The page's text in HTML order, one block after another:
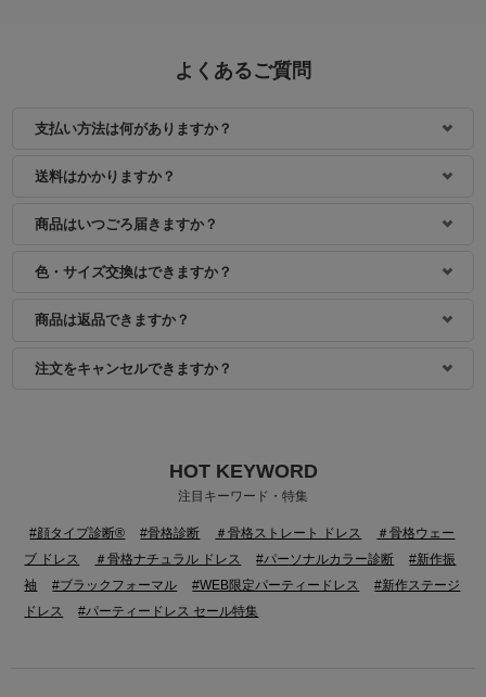
身長：160cm
よくあるご質問
支払い方法は何がありますか？
送料はかかりますか？
商品はいつごろ届きますか？
色・サイズ交換はできますか？
商品は返品できますか？
注文をキャンセルできますか？
HOT KEYWORD
注目キーワード・特集
#顔タイプ診断® #骨格診断 ＃骨格ストレート ドレス
＃骨格ウェー
ブ ドレス
＃骨格ナチュラル ドレス #パーソナルカラー診断
#新作振
袖
#ブラックフォーマル #WEB限定パーティードレス
#新作ステージ
ドレス
#パーティードレス セール特集